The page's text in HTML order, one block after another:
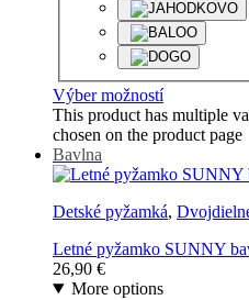
Výber možností
This product has multiple
chosen on the product page
Bavlna
Detské pyžamká,
Letné pyžamko SUNNY
26,90 €
More options